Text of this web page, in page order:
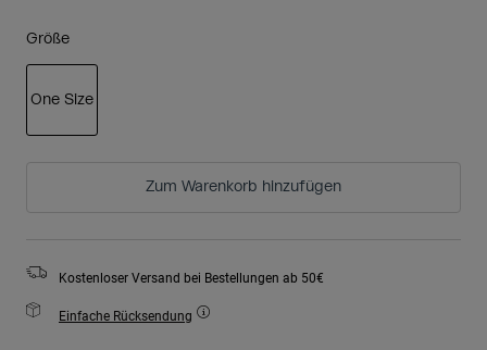
Größe
One Size
Zum Warenkorb hinzufügen
Kostenloser Versand bei Bestellungen ab 50€
Einfache Rücksendung